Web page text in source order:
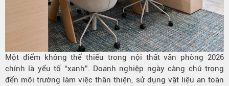
Một điểm không thể thiếu trong nội thất văn phòng 2026
chính là yếu tố “xanh”. Doanh nghiệp ngày càng chú trọng
đến môi trường làm việc thân thiện, sử dụng vật liệu an toàn